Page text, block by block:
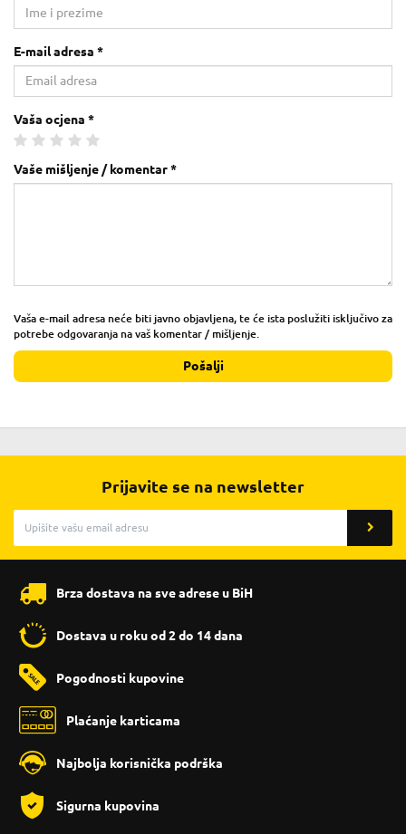
E-mail adresa *
Vaša ocjena *
Vaše mišljenje / komentar *
Vaša e-mail adresa neće biti javno objavljena, te će ista poslužiti isključivo za
potrebe odgovaranja na vaš komentar / mišljenje.
Pošalji
Prijavite se na newsletter
Brza dostava na sve adrese u BiH
Dostava u roku od 2 do 14 dana
Pogodnosti kupovine
Plaćanje karticama
Najbolja korisnička podrška
Sigurna kupovina